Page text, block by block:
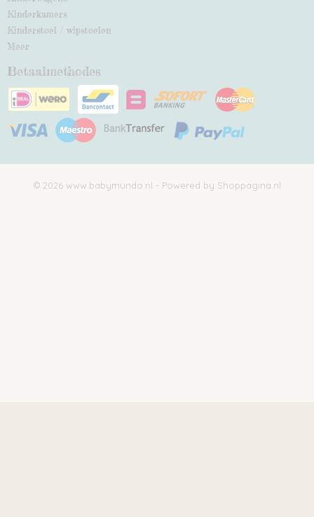
Kinderkamers
Kinderstoel / wipstoelen
Meer
Betaalmethodes
© 2026 www.babymundo.nl - Powered by Shoppagina.nl